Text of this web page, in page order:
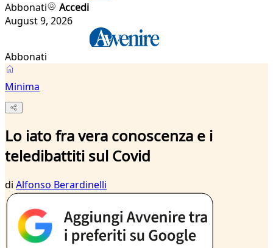
Abbonati
Accedi
August 9, 2026
Abbonati
Minima
Lo iato fra vera conoscenza e i
teledibattiti sul Covid
di Alfonso Berardinelli